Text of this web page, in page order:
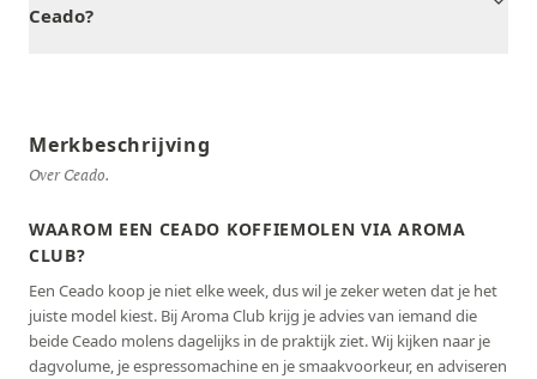
Ceado?
Merkbeschrijving
Over Ceado.
WAAROM EEN CEADO KOFFIEMOLEN VIA AROMA
CLUB?
Een Ceado koop je niet elke week, dus wil je zeker weten dat je het
juiste model kiest. Bij Aroma Club krijg je advies van iemand die
beide Ceado molens dagelijks in de praktijk ziet. Wij kijken naar je
dagvolume, je espressomachine en je smaakvoorkeur, en adviseren